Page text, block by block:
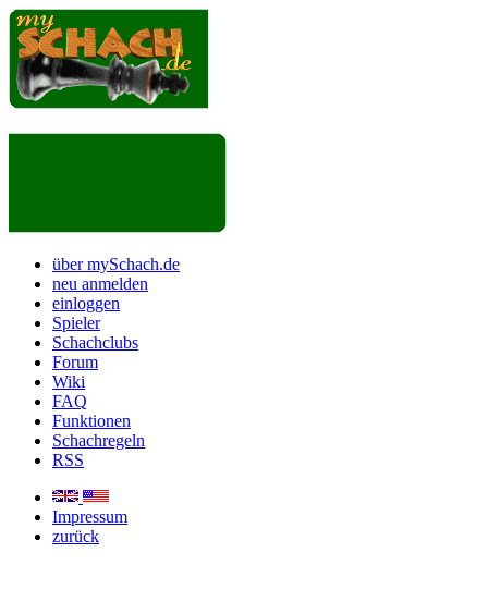
über mySchach.de
neu anmelden
einloggen
Spieler
Schachclubs
Forum
Wiki
FAQ
Funktionen
Schachregeln
RSS
Impressum
zurück